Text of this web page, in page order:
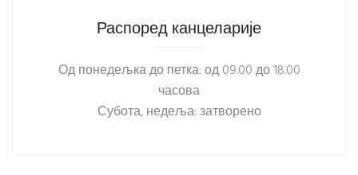
Распоред канцеларије
Од понедељка до петка: од 09.00 до 18.00
часова
Субота, недеља: затворено